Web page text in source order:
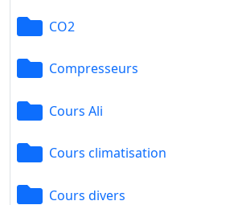
CO2
Compresseurs
Cours Ali
Cours climatisation
Cours divers